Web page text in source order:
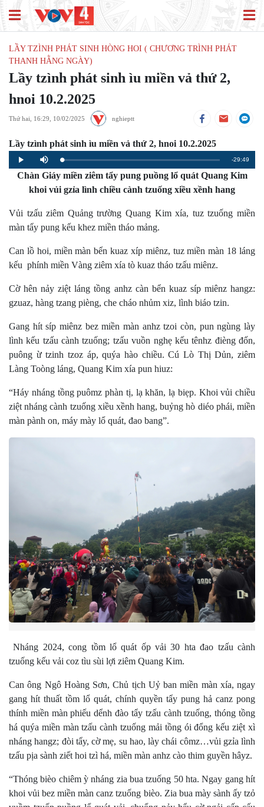
LẦY TZÌNH PHÁT SINH HÒNG HOI ( CHƯƠNG TRÌNH PHÁT
THANH HẰNG NGÀY)
Lầy tzình phát sinh ìu miền vả thứ 2,
hnoi 10.2.2025
Thứ hai, 16:29, 10/02/2025 nghieptt
Lầy tzình phát sinh ìu miền vả thứ 2, hnoi 10.2.2025
Play Mute Loaded:
0%
Progress:
0%
Remaining
Time
-29:49
Chàn Giáy miền ziêm tẩy pung puồng lổ quát Quang Kim
khoi vủi gzỉa lình chiều cành tzuống xiều xềnh hang
Vủi tzấu ziêm Quảng trường Quang Kim xía, tuz tzuống miền
màn tẩy pung kếu khez miền tháo mảng.
Can lồ hoi, miền màn bển kuaz xíp miênz, tuz miền màn 18 láng
kếu phính miền Vàng ziêm xía tò kuaz tháo tzấu miênz.
Cờ hên nảy ziệt láng tồng anhz càn bển kuaz síp miênz hangz:
gzuaz, hàng tzang pièng, che cháo nhủm xiz, lình biáo tzin.
Gang hít síp miênz bez miền màn anhz tzoi còn, pun ngùng lày
lình kếu tzấu cành tzuống; tzấu vuồn nghẹ kếu tênhz đièng đốn,
puông ừ tzinh tzoz áp, quýa hào chiều. Cú Lò Thị Dủn, ziêm
Làng Toòng láng, Quang Kim xía pun hiuz:
“Háy nháng tồng puômz phàn tị, lạ khăn, lạ biẹp. Khoi vủi chiều
ziệt nháng cành tzuống xiều xềnh hang, buỷng hò diéo phái, miền
màn pành on, máy mày lổ quát, đao bang”.
Nháng 2024, cong tồm lổ quát ốp vải 30 hta đao tzấu cành
tzuống kếu vải coz tìu sùi lợi ziêm Quang Kim.
Can ông Ngô Hoàng Sơn, Chủ tịch Uỷ ban miền màn xía, ngay
gang hít thuất tồm lổ quát, chính quyền tẩy pung hả canz pong
thính miền màn phiếu dểnh đào tẩy tzấu cành tzuống, thóng tồng
há quýa miền màn tzấu cành tzuống mải tồng ói đổng kếu ziệt xì
nháng hangz; đòi tẩy, cờ mẹ, su hao, lày chái cômz…vủi gzỉa lình
tzấu pịa sành ziết hoi tzì há, miền màn anhz cào thim guyền hâyz.
“Thóng bièo chiêm ỳ nháng zia bua tzuống 50 hta. Ngay gang hít
khoi vủi bez miền màn canz tzuống bièo. Zia bua mày sành ấy tzỏ